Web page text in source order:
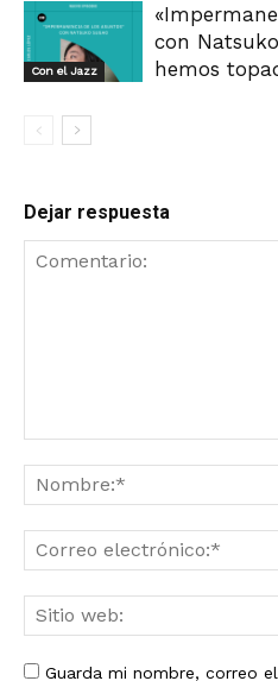
Con el Jazz
con
hemos
Dejar respuesta
Guarda mi nombre, correo